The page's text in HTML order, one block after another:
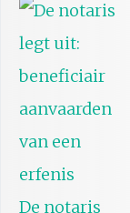
De notaris